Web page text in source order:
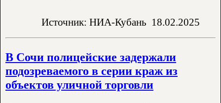
Источник: НИА-Кубань 18.02.2025
В Сочи полицейские задержали
подозреваемого в серии краж из
объектов уличной торговли